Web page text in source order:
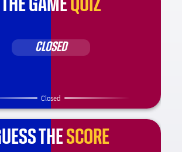
THE GAMEQUIZ
CLOSED
Closed
THESCORE